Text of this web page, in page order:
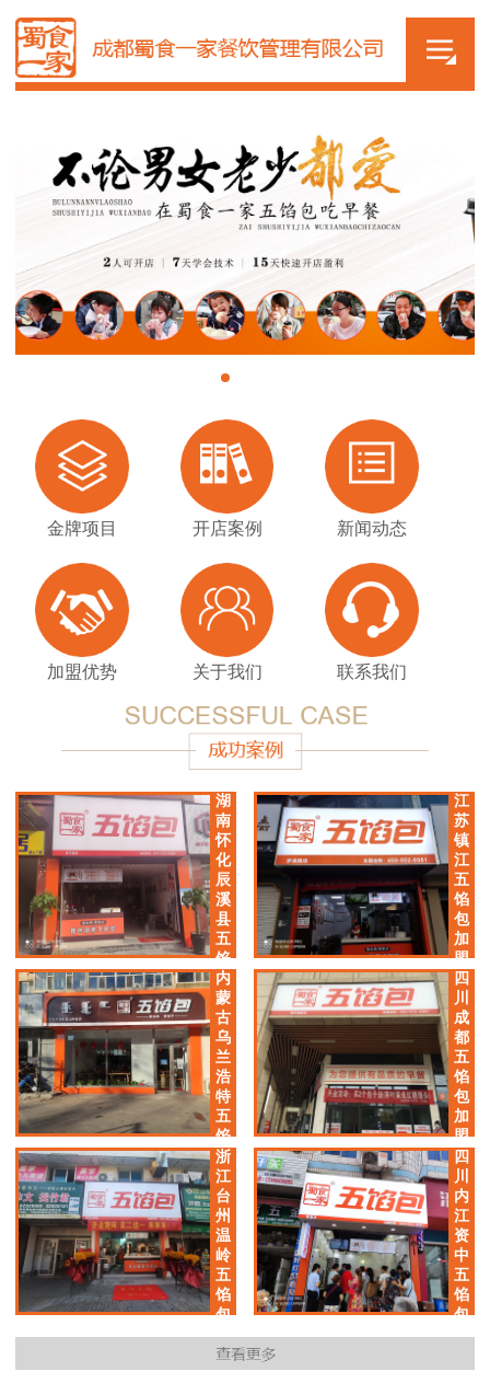
金牌项目 开店案例 新闻动态
加盟优势 关于我们 联系我们
湖
南
怀
化
辰
溪
县
五
馅
包
加
盟
店
江
苏
镇
江
五
馅
包
加
盟
店
内
蒙
古
乌
兰
浩
特
五
馅
包
加
盟
店
四
川
成
都
五
馅
包
加
盟
店
浙
江
台
州
温
岭
五
馅
包
加
盟
店
四
川
内
江
资
中
五
馅
包
加
店